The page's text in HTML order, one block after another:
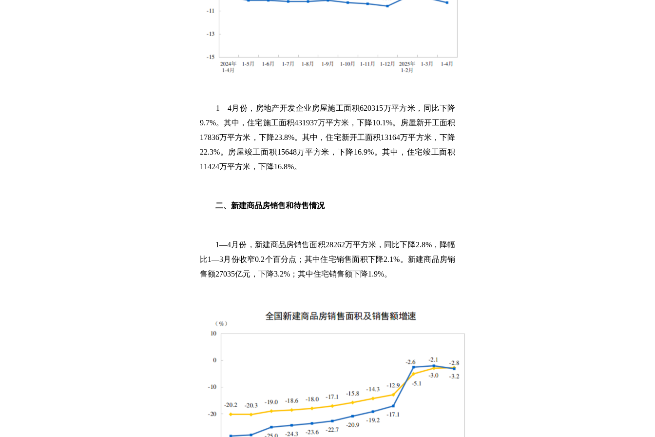
1—4月份，房地产开发企业房屋施工面积620315万平方米，同比下降
9.7%。其中，住宅施工面积431937万平方米，下降10.1%。房屋新开工面积
17836万平方米，下降23.8%。其中，住宅新开工面积13164万平方米，下降
22.3%。房屋竣工面积15648万平方米，下降16.9%。其中，住宅竣工面积
11424万平方米，下降16.8%。
二、新建商品房销售和待售情况
1—4月份，新建商品房销售面积28262万平方米，同比下降2.8%，降幅
比1—3月份收窄0.2个百分点；其中住宅销售面积下降2.1%。新建商品房销
售额27035亿元，下降3.2% ；其中住宅销售额下降1.9%。